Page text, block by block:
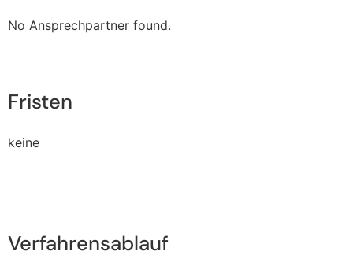
No Ansprechpartner found.
Fristen
keine
Verfahrensablauf